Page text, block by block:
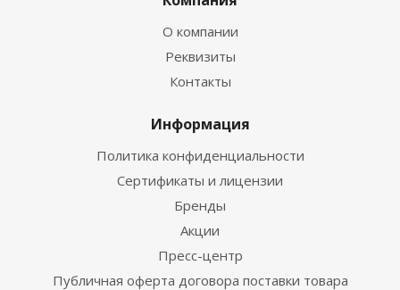
О компании
Реквизиты
Контакты
Информация
Политика конфиденциальности
Сертификаты и лицензии
Бренды
Акции
Пресс-центр
Публичная оферта договора поставки товара